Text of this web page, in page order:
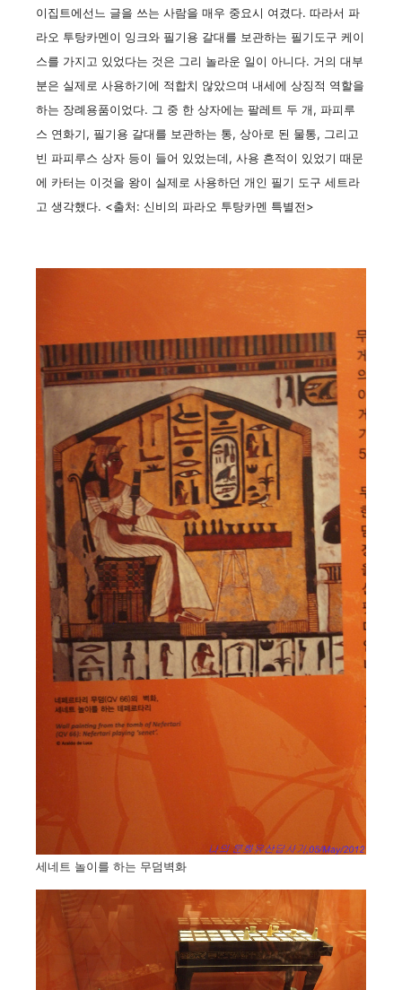
이집트에선느 글을 쓰는 사람을 매우 중요시 여겼다. 따라서 파
라오 투탕카멘이 잉크와 필기용 갈대를 보관하는 필기도구 케이
스를 가지고 있었다는 것은 그리 놀라운 일이 아니다. 거의 대부
분은 실제로 사용하기에 적합치 않았으며 내세에 상징적 역할을
하는 장례용품이었다. 그 중 한 상자에는 팔레트 두 개, 파피루
스 연화기, 필기용 갈대를 보관하는 통, 상아로 된 물통, 그리고
빈 파피루스 상자 등이 들어 있었는데, 사용 흔적이 있었기 때문
에 카터는 이것을 왕이 실제로 사용하던 개인 필기 도구 세트라
고 생각했다. <출처: 신비의 파라오 투탕카멘 특별전>
세네트 놀이를 하는 무덤벽화